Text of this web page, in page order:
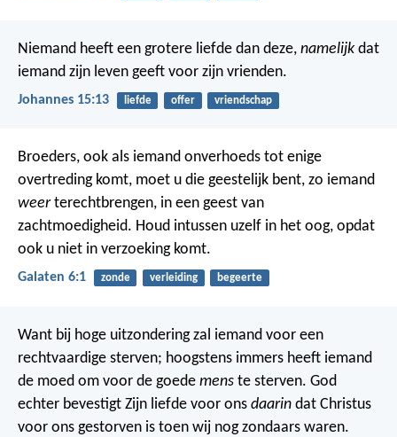
Niemand heeft een grotere liefde dan deze, namelijk dat
iemand zijn leven geeft voor zijn vrienden.
Johannes 15:13 liefde offer vriendschap
Broeders, ook als iemand onverhoeds tot enige
overtreding komt, moet u die geestelijk bent, zo iemand
weerterechtbrengen, in een geest van
zachtmoedigheid. Houd intussen uzelf in het oog, opdat
ook u niet in verzoeking komt.
Galaten 6:1 zonde verleiding begeerte
Want bij hoge uitzondering zal iemand voor een
rechtvaardige sterven; hoogstens immers heeft iemand
de moed om voor de goede mens te sterven. God
echter bevestigt Zijn liefde voor ons daarin dat Christus
voor ons gestorven is toen wij nog zondaars waren.